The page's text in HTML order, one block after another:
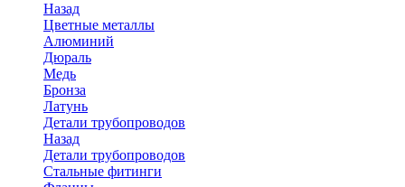
Назад
Цветные металлы
Алюминий
Дюраль
Медь
Бронза
Латунь
Детали трубопроводов
Назад
Детали трубопроводов
Стальные фитинги